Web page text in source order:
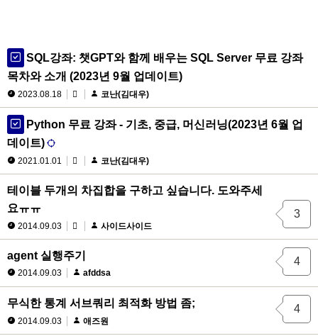
SQL강좌: 챗GPT와 함께 배우는 SQL Server 무료 강좌
목차와 소개 (2023년 9월 업데이트)
2023.08.18 코난(김대우)
Python 무료 강좌 - 기초, 중급, 머신러닝(2023년 6월 업
데이트)
2021.01.01 코난(김대우)
테이블 두개의 차집합을 구하고 싶습니다. 도와주세
요ㅠㅠ
2014.09.03 사이드사이드
3
agent 실행주기
2014.09.03 afddsa
4
무식한 통계 서브쿼리 최적화 방법 좀;
2014.09.03 애즈원
4